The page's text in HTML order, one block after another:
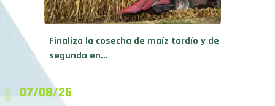
Finaliza la cosecha de maíz tardío y de
segunda en...
07/08/26